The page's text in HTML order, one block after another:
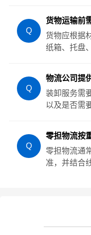
Q
货物运输前
货物应根据
纸箱、托盘
Q
物流公司提
装卸服务需
以及是否需
Q
零担物流按
零担物流通
准，并结合